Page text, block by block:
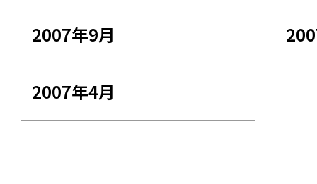
2007年9月
2007年4月